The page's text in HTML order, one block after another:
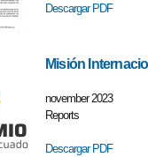
Descargar PDF
Misión
november 2023
Reports
Descargar PDF